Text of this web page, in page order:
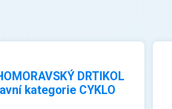
DRTIKOL
kategorie CYKLO